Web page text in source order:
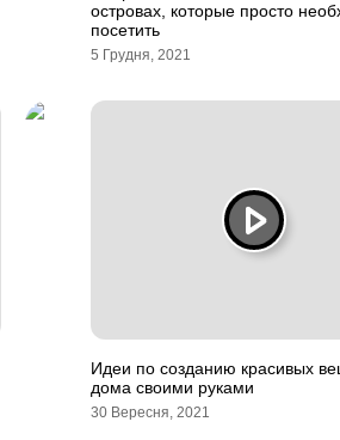
островах, которые просто
посетить
5 Грудня, 2021
Идеи по созданию красивых
дома своими руками
30 Вересня, 2021